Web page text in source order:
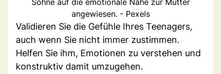
Söhne auf die emotionale Nähe zur Mutter
angewiesen. - Pexels
Validieren Sie die Gefühle Ihres Teenagers,
auch wenn Sie nicht immer zustimmen.
Helfen Sie ihm, Emotionen zu verstehen und
konstruktiv damit umzugehen.